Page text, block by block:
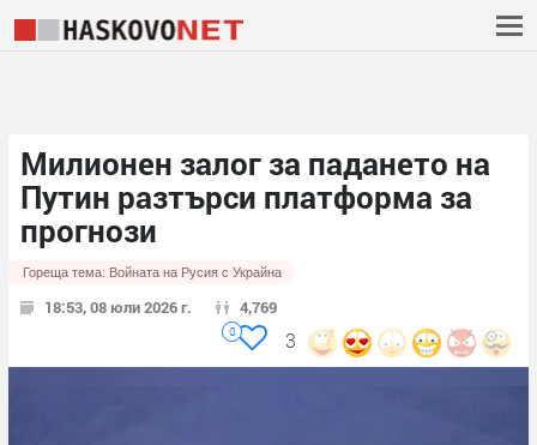
Милионен залог за падането на
Путин разтърси платформа за
прогнози
Гореща тема: Войната на Русия с Украйна
18:53, 08 юли 2026 г. 4,769
3
0